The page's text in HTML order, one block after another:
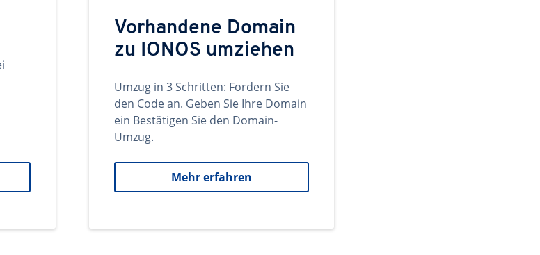
Vorhandene Domain
zu IONOS umziehen
Umzug in 3 Schritten: Fordern Sie
den Code an. Geben Sie Ihre Domain
ein Bestätigen Sie den Domain-
Umzug.
Mehr erfahren